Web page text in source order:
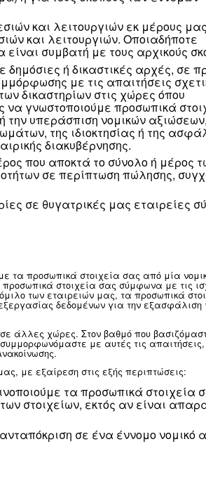
ή οποιεσδήποτε άλλες
τη διεύθυνση email που
στα δεδομένα σας
νομικό τμήμα) ή
την εκτέλεση υπηρεσιών
μας και θα είναι
στοιχεία σε
της
των φορέων και των
ενδέχεται επίσης να
την άσκηση ή την
μας ή των
και εταιρικής
σε ένα μέρος
της
πληροφορίες